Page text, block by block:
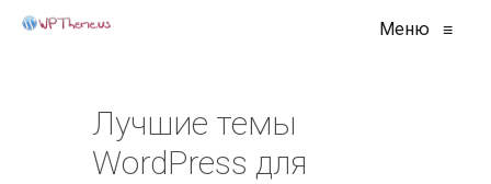
Меню ≡
Лучшие темы
WordPress для